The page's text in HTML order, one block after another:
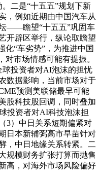
二是“十五五”规划下新
，例如近期由中国汽车从
——瞻望“十五五”巩固车
开辟区举行，纵论取瞻望
化“车劣势”，为推进中国
对市场情感可能有提振。
球投资者对AI泡沫的担忧
数据影响，当前市场对于
预测美联储最早可能
股科技股回调，同时叠加
投资者对AI科技泡沫担
3）中日关系短期偏紧对
日本新辅弼高市早苗针对
，中日地缘关系转紧。二
规模财务扩张打算而抛售
高，对海外市场风险偏好